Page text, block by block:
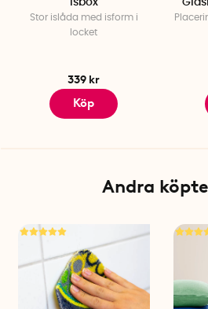
Isbox
Stor islåda med isform i
locket
339 kr
Köp
Andra